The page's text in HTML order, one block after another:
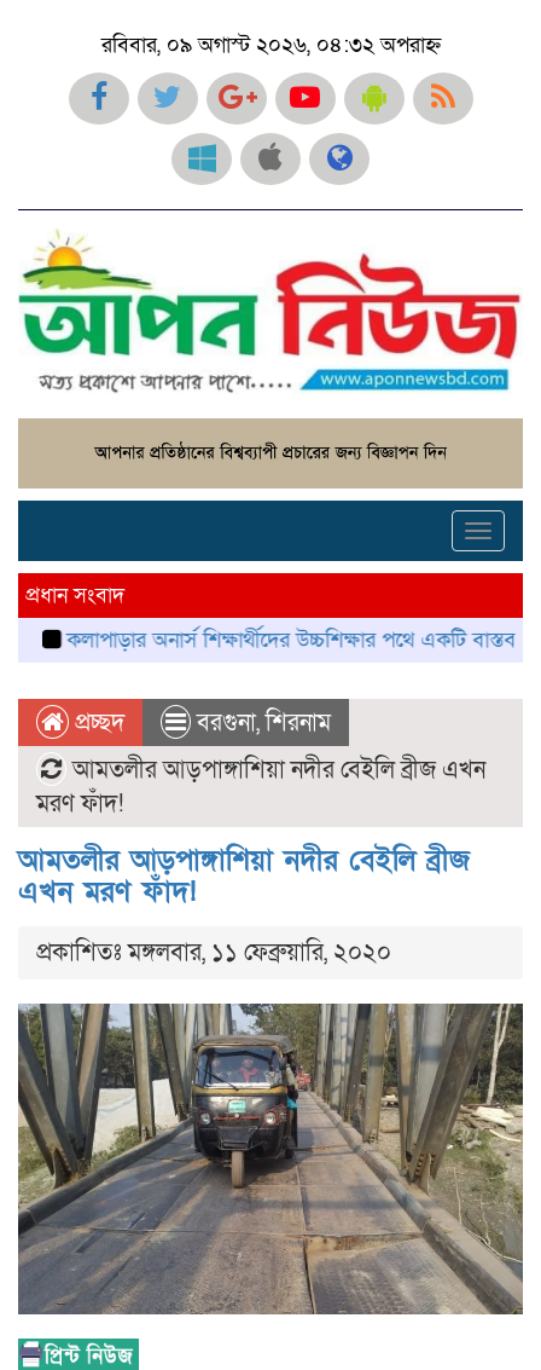
রবিবার, ০৯ অগাস্ট ২০২৬, ০৪:৩২ অপরাহ্ন
প্রধান সংবাদ
অনার্স শিক্ষার্থীদের উচ্চশিক্ষার পথে একটি বাস্তব সংকট
প্রচ্ছদ বরগুনা,শিরনাম
আমতলীর আড়পাঙ্গাশিয়া নদীর বেইলি ব্রীজ এখন
মরণ ফাঁদ!
আমতলীর আড়পাঙ্গাশিয়া নদীর বেইলি ব্রীজ
এখন মরণ ফাঁদ!
প্রকাশিতঃ মঙ্গলবার, ১১ ফেব্রুয়ারি, ২০২০